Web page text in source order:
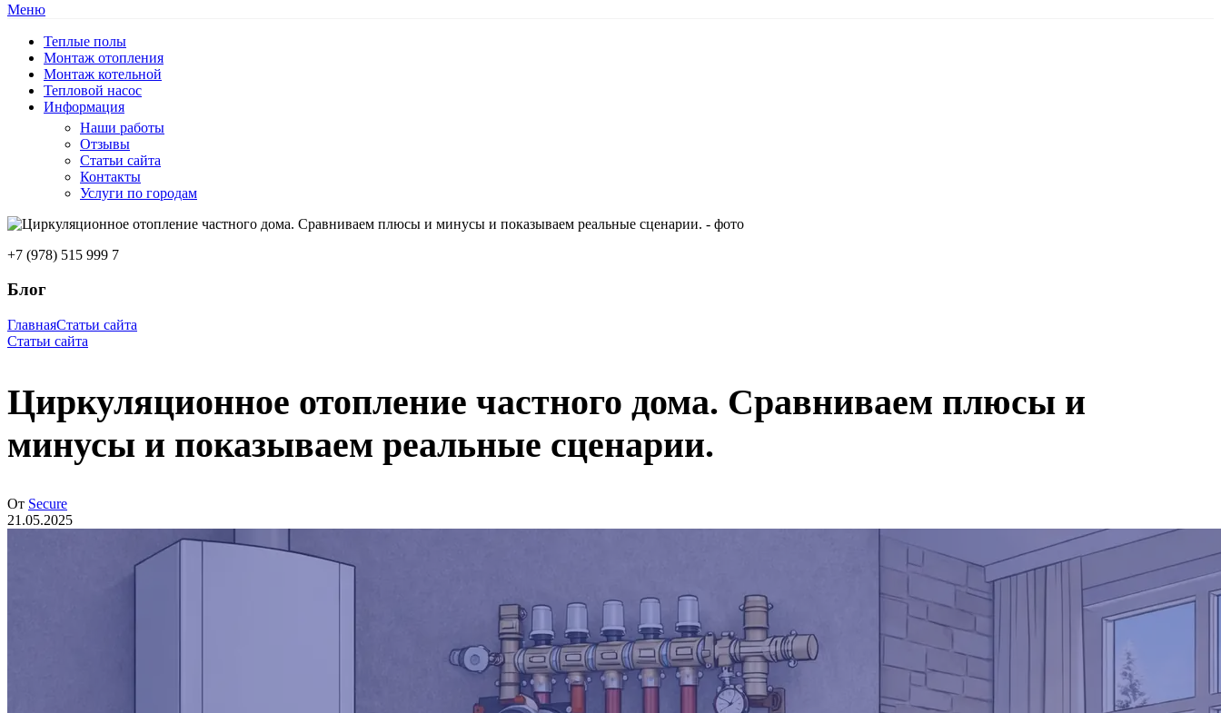
Меню
Теплые полы
Монтаж отопления
Монтаж котельной
Тепловой насос
Информация
Наши работы
Отзывы
Статьи сайта
Контакты
Услуги по городам
+7 (978) 515 999 7
Блог
ГлавнаяСтатьи сайта
Статьи сайта
Циркуляционное отопление частного дома. Сравниваем плюсы и
минусы и показываем реальные сценарии.
От Secure
21.05.2025